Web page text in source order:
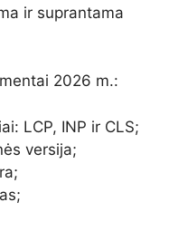
ir suprantama
2026 m.:
LCP, INP ir CLS;
versija;